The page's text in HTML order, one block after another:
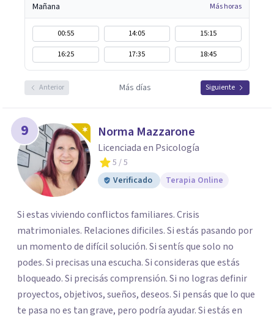
Mañana Más horas
00:55 14:05
15:15
16:25
17:35 18:45
Anterior Más días Siguiente
9 Norma Mazzarone
Licenciada en Psicología
5 / 5
Verificado
Terapia Online
Si estas viviendo conflictos familiares. Crisis
matrimoniales. Relaciones dificiles. Si estás pasando por
un momento de difícil solución. Si sentís que solo no
podes. Si precisas una escucha. Si consideras que estás
bloqueado. Si precisás comprensión. Si no logras definir
proyectos, objetivos, sueños, deseos. Si pensás que lo que
te pasa no es tan grave, pero podría ayudar. Si estás en